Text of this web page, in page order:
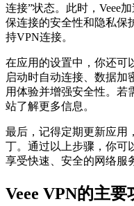
连接”状态。此时，Veee
保连接的安全性和隐私保
持VPN连接。
在应用的设置中，你还可
启动时自动连接、数据加
用体验并增强安全性。若
站了解更多信息。
最后，记得定期更新应用
丁。通过以上步骤，你可
享受快速、安全的网络服
Veee VPN的主要